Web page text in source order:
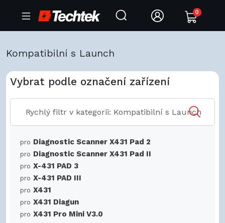
0
Kompatibilní s Launch
Vybrat podle označení zařízení
pro Diagnostic Scanner X431 Pad 2
pro Diagnostic Scanner X431 Pad II
pro X-431 PAD 3
pro X-431 PAD III
pro X431
pro X431 Diagun
pro X431 Pro Mini V3.0